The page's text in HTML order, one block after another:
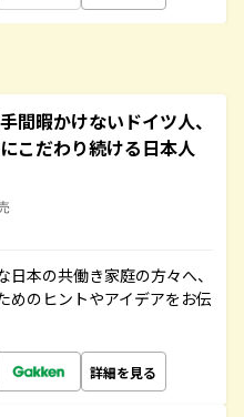
間暇かけないドイツ人、
こだわり続ける日本人
本の共働き家庭の方々へ、
めのヒントやアイデアをお伝
詳細を見る